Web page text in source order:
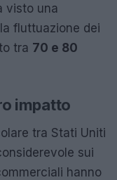
visto una
fluttuazione dei
tra 70 e 80
impatto
tra Stati Uniti
sui
hanno